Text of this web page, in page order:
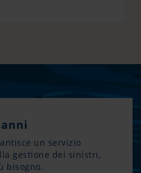
un servizio
gestione dei sinistri,
bisogno.